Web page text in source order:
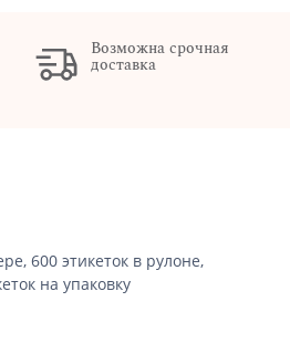
Возможна срочная
доставка
600 этикеток в рулоне,
на упаковку